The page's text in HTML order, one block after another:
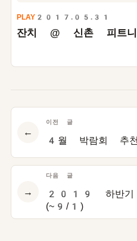
PLAY 2017.05.31
잔치 @ 신촌 피트니
←
이전 글
4월 박람회 추
다음 글
2019 하반기
(~9/1)
→